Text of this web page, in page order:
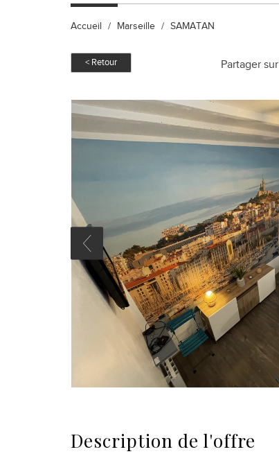
Accueil Marseille SAMATAN
< Retour Partager sur
description de l'offre